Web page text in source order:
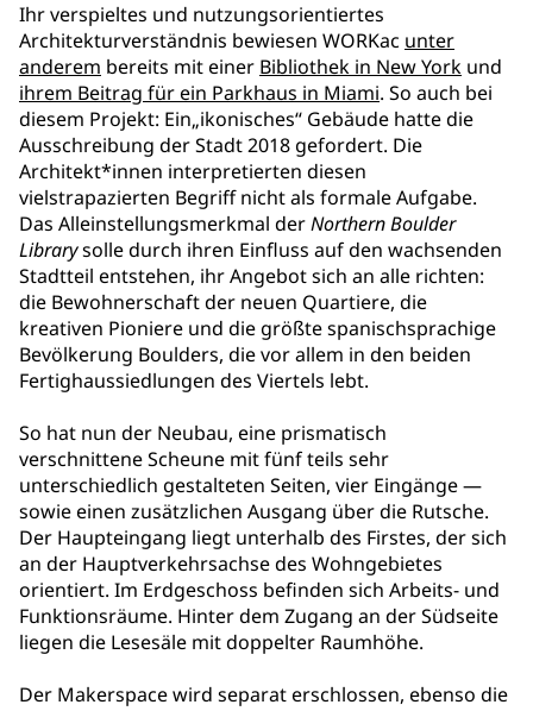
Ihr verspieltes und nutzungsorientiertes
Architekturverständnis bewiesen WORKac unter
anderem bereits mit einer Bibliothek in New York und
ihrem Beitrag für ein Parkhaus in Miami. So auch bei
diesem Projekt: Ein„ikonisches“ Gebäude hatte die
Ausschreibung der Stadt 2018 gefordert. Die
Architekt*innen interpretierten diesen
vielstrapazierten Begriff nicht als formale Aufgabe.
Das Alleinstellungsmerkmal derNorthern Boulder
Librarysolle durch ihren Einfluss auf den wachsenden
Stadtteil entstehen, ihr Angebot sich an alle richten:
die Bewohnerschaft der neuen Quartiere, die
kreativen Pioniere und die größte spanischsprachige
Bevölkerung Boulders, die vor allem in den beiden
Fertighaussiedlungen des Viertels lebt.
So hat nun der Neubau, eine prismatisch
verschnittene Scheune mit fünf teils sehr
unterschiedlich gestalteten Seiten, vier Eingänge —
sowie einen zusätzlichen Ausgang über die Rutsche.
Der Haupteingang liegt unterhalb des Firstes, der sich
an der Hauptverkehrsachse des Wohngebietes
orientiert. Im Erdgeschoss befinden sich Arbeits- und
Funktionsräume. Hinter dem Zugang an der Südseite
liegen die Lesesäle mit doppelter Raumhöhe.
Der Makerspace wird separat erschlossen, ebenso die